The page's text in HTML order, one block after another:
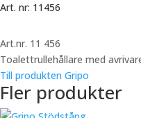
Art. nr: 11456
Art.nr. 11 456
Toalettrullehållare med
Till produkten Gripo
Fler produkter